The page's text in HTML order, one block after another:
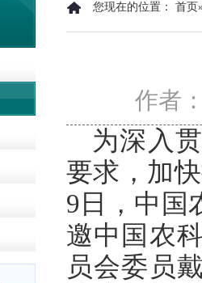
您现在的位置： 首页
作者
为深入
要求，加
9日，中国
邀中国农
员会委员